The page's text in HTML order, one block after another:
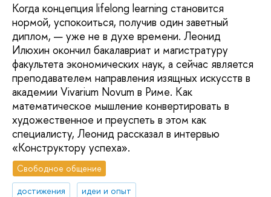
Когда концепция lifelong learning становится
нормой, успокоиться, получив один заветный
диплом, — уже не в духе времени. Леонид
Илюхин окончил бакалавриат и магистратуру
факультета экономических наук, а сейчас является
преподавателем направления изящных искусств в
академии Vivarium Novum в Риме. Как
математическое мышление конвертировать в
художественное и преуспеть в этом как
специалисту, Леонид рассказал в интервью
«Конструктору успеха».
Свободное общение
достижения
идеи и опыт